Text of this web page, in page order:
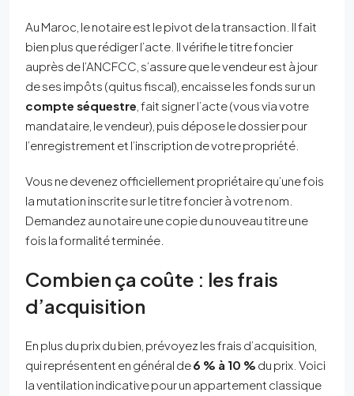
Au Maroc, le notaire est le pivot de la transaction. Il fait
bien plus que rédiger l’acte. Il vérifie le titre foncier
auprès de l’ANCFCC, s’assure que le vendeur est à jour
de ses impôts (quitus fiscal), encaisse les fonds sur un
compte séquestre , fait signer l’acte (vous via votre
mandataire, le vendeur), puis dépose le dossier pour
l’enregistrement et l’inscription de votre propriété.
Vous ne devenez officiellement propriétaire qu’une fois
la mutation inscrite sur le titre foncier à votre nom.
Demandez au notaire une copie du nouveau titre une
fois la formalité terminée.
Combien ça coûte : les frais
d’acquisition
En plus du prix du bien, prévoyez les frais d’acquisition,
qui représentent en général de6 % à 10 % du prix. Voici
la ventilation indicative pour un appartement classique